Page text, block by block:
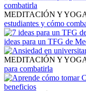
MEDITACIÓN Y
estudiantes y cómo
ideas para un TFG de
MEDITACIÓN Y
para combatirla